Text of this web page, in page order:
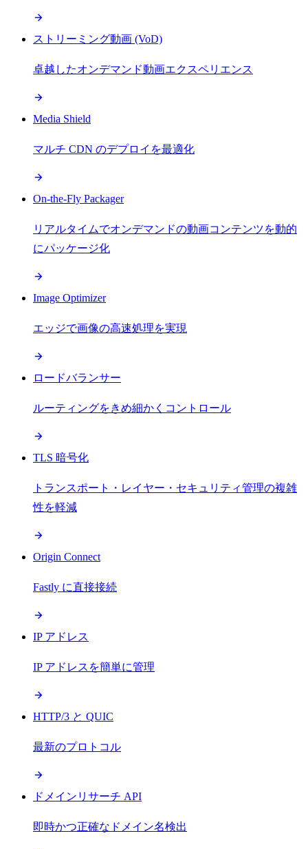
ストリーミング動画 (VoD)
卓越したオンデマンド動画エクスペリエンス
Media Shield
マルチ CDN のデプロイを最適化
On-the-Fly Packager
リアルタイムでオンデマンドの動画コンテンツを動的
にパッケージ化
Image Optimizer
エッジで画像の高速処理を実現
ロードバランサー
ルーティングをきめ細かくコントロール
TLS 暗号化
トランスポート・レイヤー・セキュリティ管理の複雑
性を軽減
Origin Connect
Fastly に直接接続
IP アドレス
IP アドレスを簡単に管理
HTTP/3 と QUIC
最新のプロトコル
ドメインリサーチ API
即時かつ正確なドメイン名検出